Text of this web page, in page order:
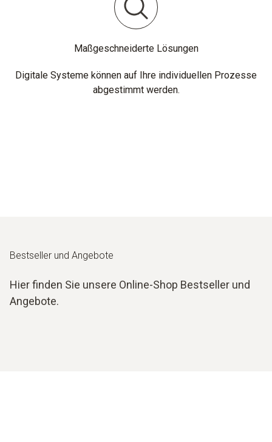
Maßgeschneiderte Lösungen
Digitale Systeme können auf Ihre individuellen Prozesse
abgestimmt werden.
Bestseller und Angebote
Hier finden Sie unsere Online-Shop Bestseller und
Angebote.